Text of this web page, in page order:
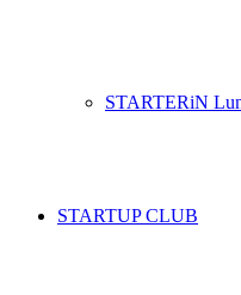
STARTERiN
STARTUP CLUB